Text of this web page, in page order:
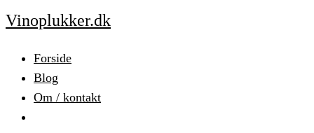
Skip
content
Vinoplukker.dk
Forside
Blog
Om / kontakt